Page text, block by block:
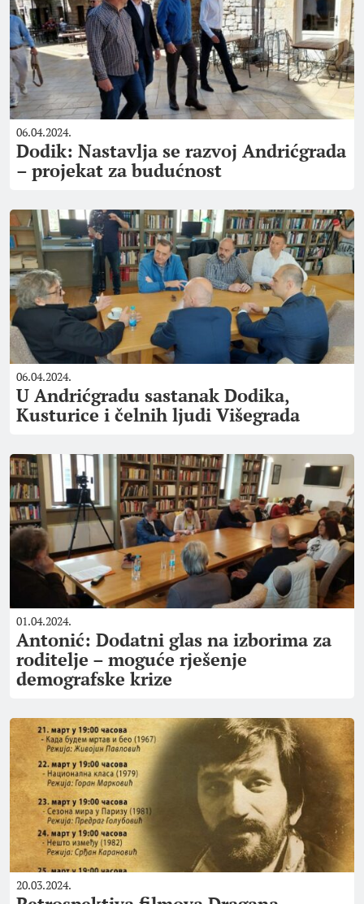
06.04.2024.
Dodik: Nastavlja se razvoj Andrićgrada
– projekat za budućnost
06.04.2024.
U Andrićgradu sastanak Dodika,
Kusturice i čelnih ljudi Višegrada
01.04.2024.
Antonić: Dodatni glas na izborima za
roditelje – moguće rješenje
demografske krize
20.03.2024.